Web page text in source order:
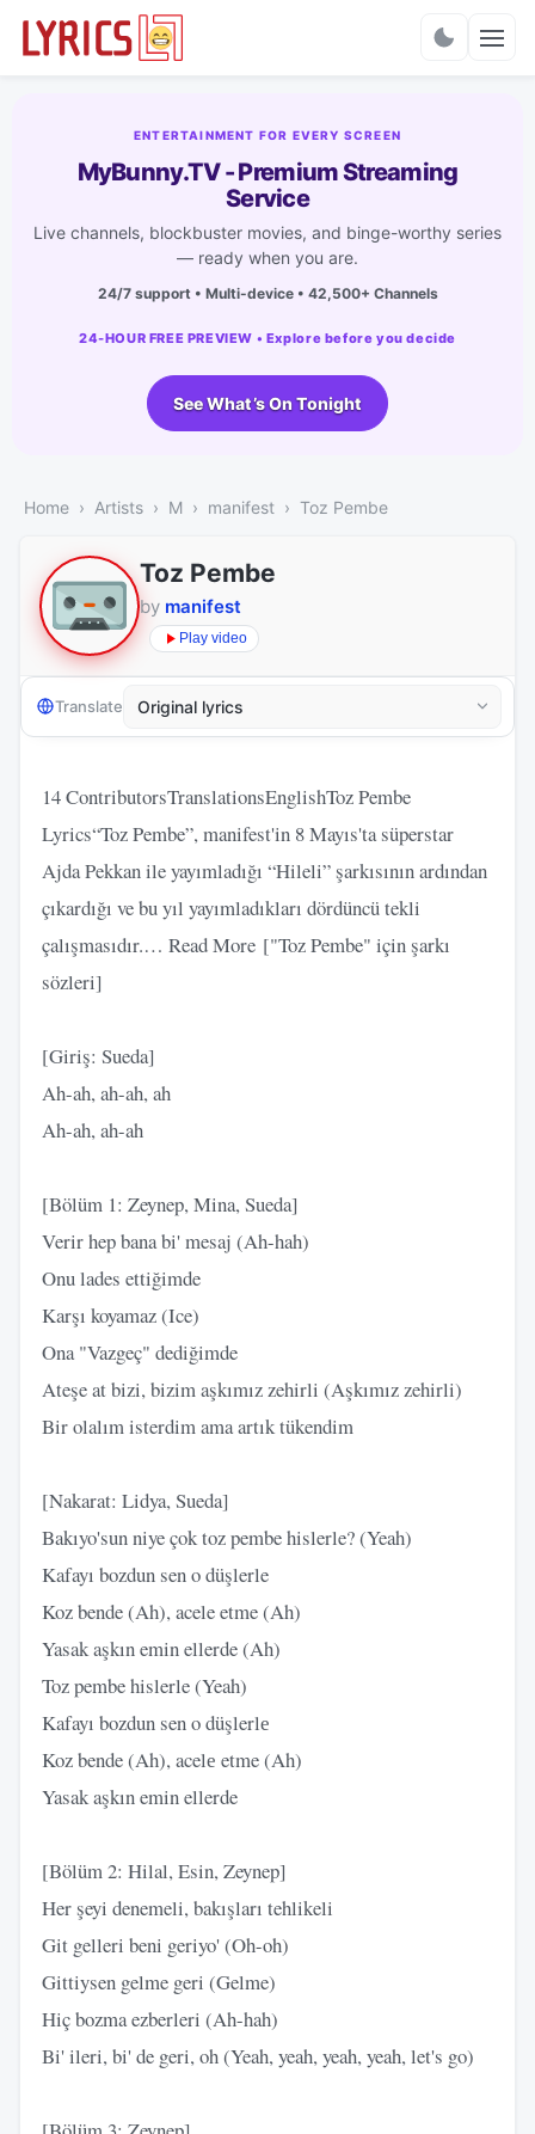
ENTERTAINMENT FOR EVERY SCREEN
MyBunny.TV - Premium Streaming
Service
Live channels, blockbuster movies, and binge-worthy series
— ready when you are.
24/7 support • Multi-device • 42,500+ Channels
24-HOUR FREE PREVIEW • Explore before you decide
See What’s On Tonight
Home Artists M manifest Toz Pembe
Toz Pembe
by manifest
Play video
Translate
14 ContributorsTranslationsEnglishToz Pembe
Lyrics“Toz Pembe”, manifest'in 8 Mayıs'ta süperstar
Ajda Pekkan ile yayımladığı “Hileli” şarkısının ardından
çıkardığı ve bu yıl yayımladıkları dördüncü tekli
çalışmasıdır.… Read More ["Toz Pembe" için şarkı
sözleri]
[Giriş: Sueda]
Ah-ah, ah-ah, ah
Ah-ah, ah-ah
[Bölüm 1: Zeynep, Mina, Sueda]
Verir hep bana bi' mesaj (Ah-hah)
Onu lades ettiğimde
Karşı koyamaz (Ice)
Ona "Vazgeç" dediğimde
Ateşe at bizi, bizim aşkımız zehirli (Aşkımız zehirli)
Bir olalım isterdim ama artık tükendim
[Nakarat: Lidya, Sueda]
Bakıyo'sun niye çok toz pembe hislerle? (Yeah)
Kafayı bozdun sen o düşlerle
Koz bende (Ah), acele etme (Ah)
Yasak aşkın emin ellerde (Ah)
Toz pembe hislerle (Yeah)
Kafayı bozdun sen o düşlerlе
Koz bende (Ah), acelе etme (Ah)
Yasak aşkın emin ellerde
[Bölüm 2: Hilal, Esin, Zeynep]
Her şeyi denemeli, bakışları tehlikeli
Git gelleri beni geriyo' (Oh-oh)
Gittiysen gelme geri (Gelme)
Hiç bozma ezberleri (Ah-hah)
Bi' ileri, bi' de geri, oh (Yeah, yeah, yeah, yeah, let's go)